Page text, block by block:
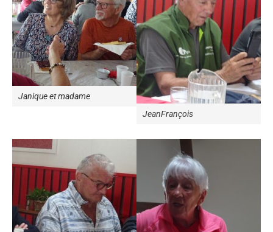
Janique et madame
JeanFrançois